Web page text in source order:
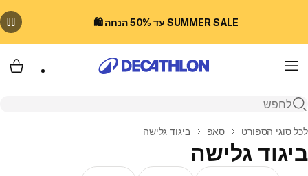
SUMMER SALE עד 50% הנחה 🛍️
Menu
פתיחת חיפוש
בית
לכל סוגי הספורט סאפ ביגוד גלישה
ביגוד גלישה